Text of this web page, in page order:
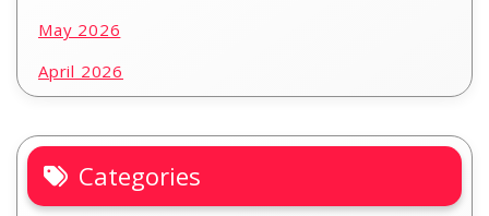
May 2026
April 2026
Categories